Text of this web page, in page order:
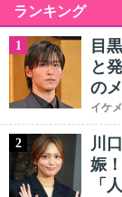
ランキング
1
目
と
の
イケ
2
川
娠
「